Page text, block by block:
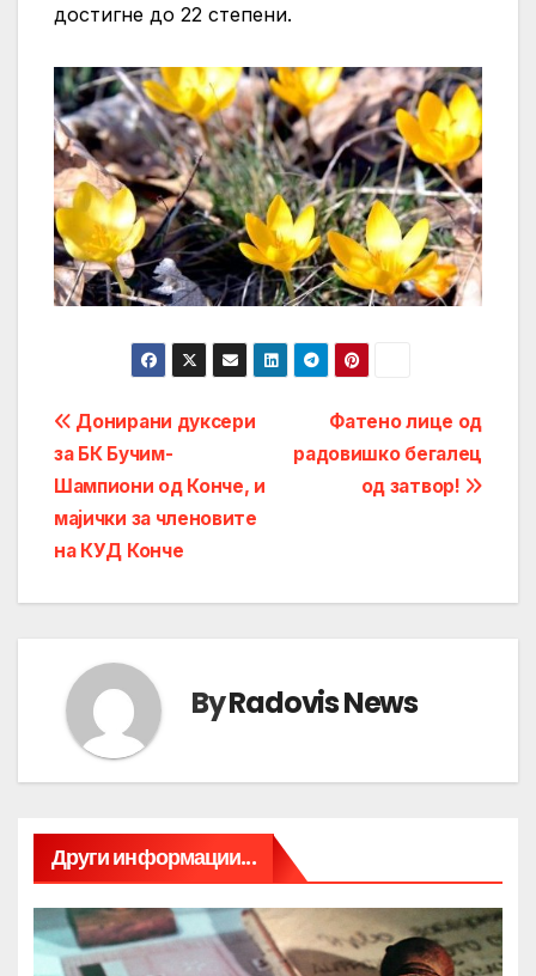
достигне до 22 степени.
Post
navigation
Фатено лице од
радовишко бегалец
од затвор!
Донирани дуксери
за БК Бучим-
Шампиони од Конче, и
мајички за членовите
на КУД Конче
ByRadovis News
Други информации...